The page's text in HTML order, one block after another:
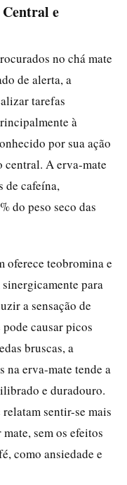
e
no chá mate
de alerta, a
tarefas
à
por sua ação
central. A erva-mate
de cafeína,
do peso seco das
oferece teobromina e
para
a sensação de
causar picos
bruscas, a
na erva-mate tende a
e duradouro.
sentir-se mais
sem os efeitos
como ansiedade e